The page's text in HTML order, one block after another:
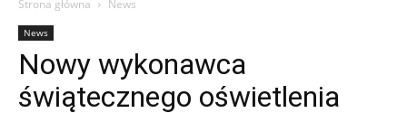
Strona główna News
News
Nowy wykonawca
świątecznego oświetlenia